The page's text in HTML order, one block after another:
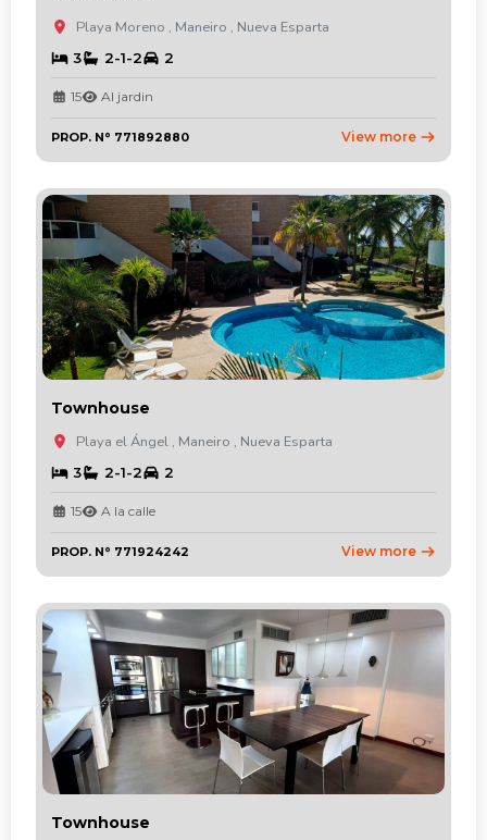
Playa Moreno , Maneiro , Nueva Esparta
3 2-1-2 2
15 Al jardin
PROP. N° 771892880 View more
Townhouse
Playa el Ángel , Maneiro , Nueva Esparta
3 2-1-2 2
15 A la calle
PROP. N° 771924242 View more
Townhouse